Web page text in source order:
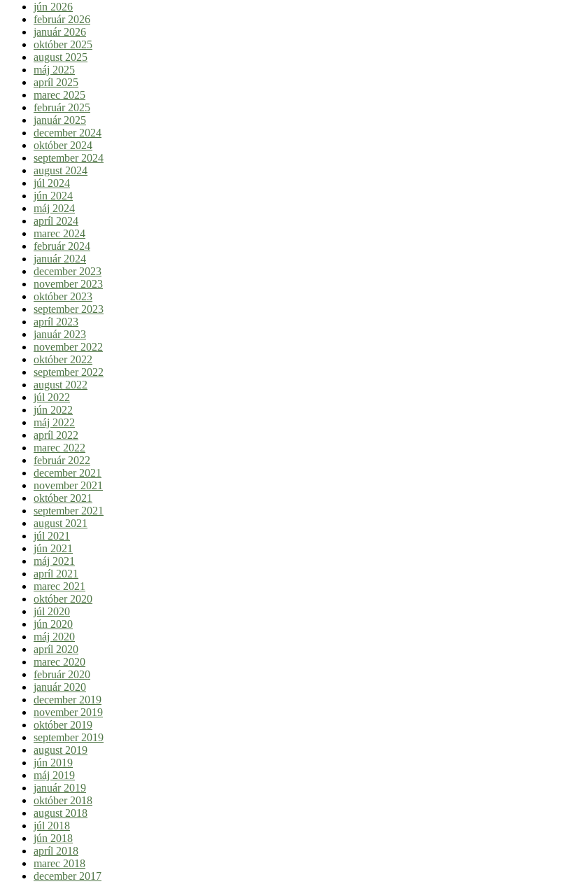
jún 2026
február 2026
január 2026
október 2025
august 2025
máj 2025
apríl 2025
marec 2025
február 2025
január 2025
december 2024
október 2024
september 2024
august 2024
júl 2024
jún 2024
máj 2024
apríl 2024
marec 2024
február 2024
január 2024
december 2023
november 2023
október 2023
september 2023
apríl 2023
január 2023
november 2022
október 2022
september 2022
august 2022
júl 2022
jún 2022
máj 2022
apríl 2022
marec 2022
február 2022
december 2021
november 2021
október 2021
september 2021
august 2021
júl 2021
jún 2021
máj 2021
apríl 2021
marec 2021
október 2020
júl 2020
jún 2020
máj 2020
apríl 2020
marec 2020
február 2020
január 2020
december 2019
november 2019
október 2019
september 2019
august 2019
jún 2019
máj 2019
január 2019
október 2018
august 2018
júl 2018
jún 2018
apríl 2018
marec 2018
december 2017